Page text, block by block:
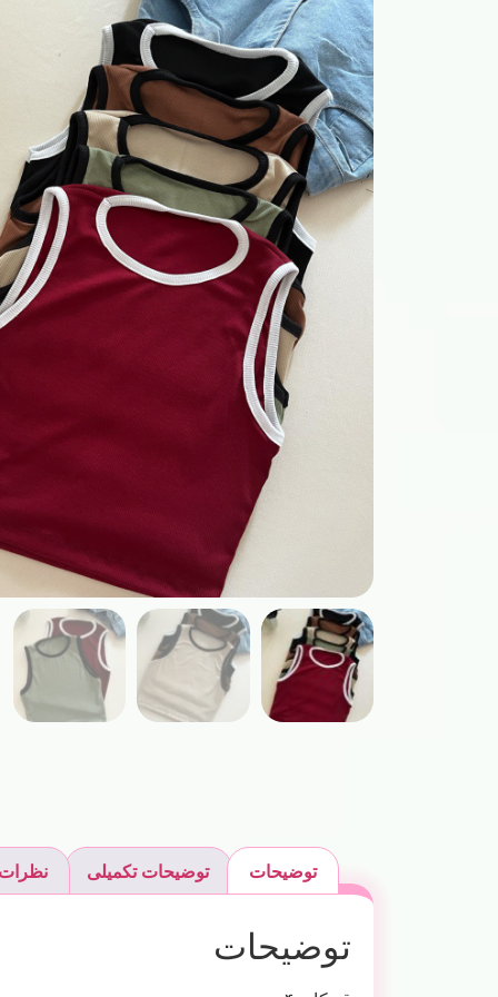
توضیحات توضیحات تکمیلی نظرات
توضیحات